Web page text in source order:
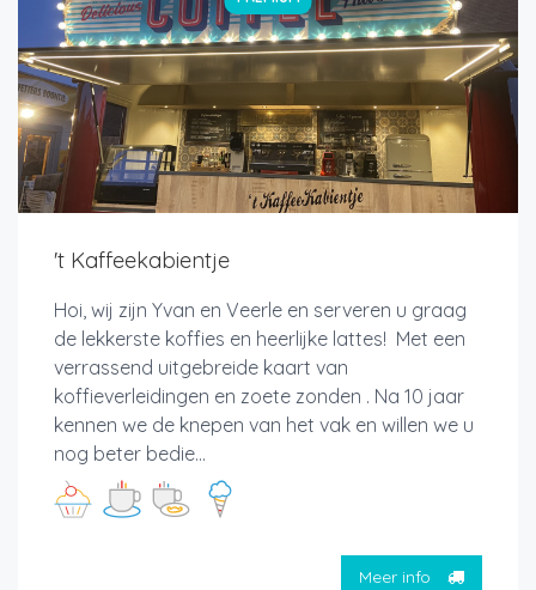
't Kaffeekabientje
Hoi, wij zijn Yvan en Veerle en serveren u graag
de lekkerste koffies en heerlijke lattes! Met een
verrassend uitgebreide kaart van
koffieverleidingen en zoete zonden . Na 10 jaar
kennen we de knepen van het vak en willen we u
nog beter bedie...
Meer info